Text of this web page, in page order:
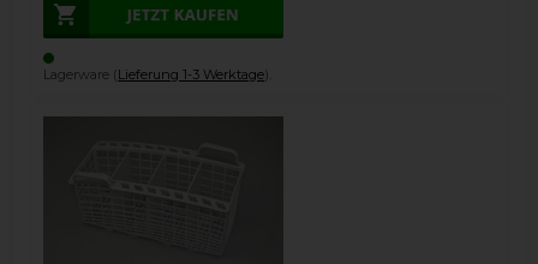
Lagerware (Lieferung 1-3 Werktage).